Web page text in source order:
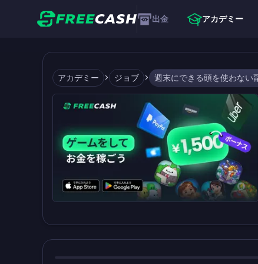
出金 アカデミー
アカデミー > ジョブ >